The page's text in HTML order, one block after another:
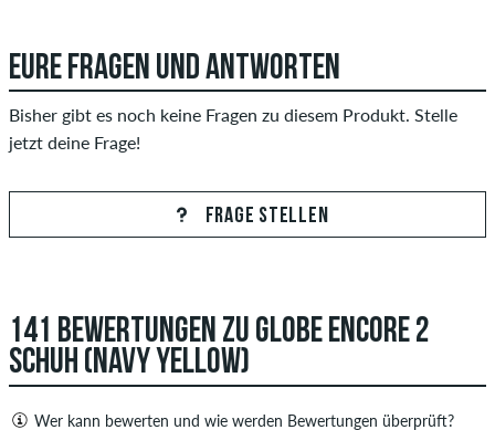
EURE FRAGEN UND ANTWORTEN
Bisher gibt es noch keine Fragen zu diesem Produkt. Stelle
jetzt deine Frage!
FRAGE STELLEN
141 BEWERTUNGEN ZU GLOBE ENCORE 2
SCHUH (NAVY YELLOW)
Wer kann bewerten und wie werden Bewertungen überprüft?